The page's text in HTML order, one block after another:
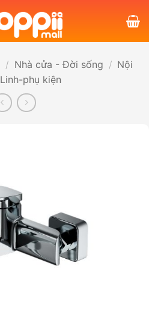
/ Nhà cửa - Đời sống / Nội
Linh-phụ kiện